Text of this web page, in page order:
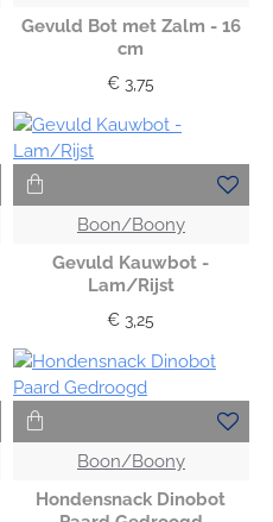
Gevuld Bot met Zalm - 16
cm
€ 3,75
Boon/Boony
Gevuld Kauwbot -
Lam/Rijst
€ 3,25
Boon/Boony
Hondensnack Dinobot